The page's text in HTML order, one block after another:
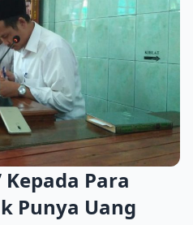
Kepada Para
Punya Uang